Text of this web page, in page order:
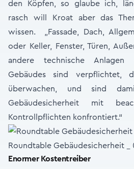
den Köpfen, so glaube ich,
rasch will Kroat aber das
wissen. „Fassade, Dach,
oder Keller, Fenster, Türen,
andere technische
Gebäudes sind verpflichtet,
überwachen, und sind
Gebäudesicherheit mit
Kontrollpflichten konfrontiert.“
Roundtable Gebäudesicherheit
Enormer Kostentreiber